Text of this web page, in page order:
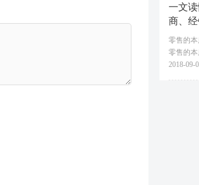
一文
商、
零售的
零售的本
2018-09-